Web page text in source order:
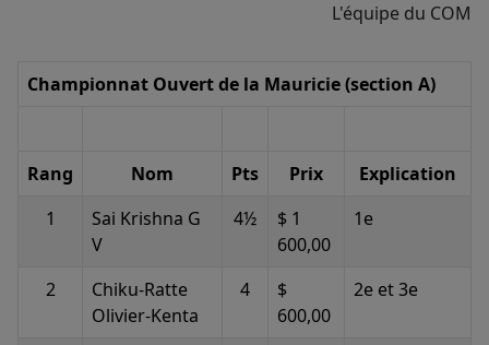
L'équipe du COM
Championnat Ouvert de la Mauricie (section A)
Rang Nom Pts Prix
Explication
1
Sai Krishna G
V
4½
$ 1
600,00
1e
2
Chiku-Ratte
Olivier-Kenta
4
$
600,00
2e et 3e